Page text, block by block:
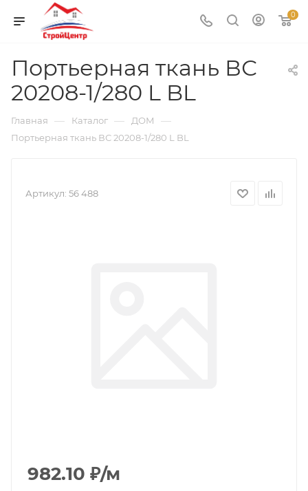
0
Портьерная ткань ВС
20208-1/280 L BL
Главная — Каталог — ДОМ —
Портьерная ткань ВС 20208-1/280 L BL
Артикул: 56 488
982.10 ₽/м